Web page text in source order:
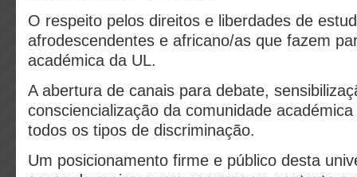
O respeito pelos direitos e liberdades de
afrodescendentes e africano/as que fazem
académica da UL.
A abertura de canais para debate,
consciencialização da comunidade
todos os tipos de discriminação.
Um posicionamento firme e público desta